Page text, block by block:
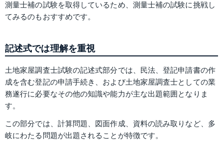
測量士補の試験を取得しているため、測量士補の試験に挑戦し
てみるのもおすすめです。
記述式では理解を重視
土地家屋調査士試験の記述式部分では、民法、登記申請書の作
成を含む登記の申請手続き、および土地家屋調査士としての業
務遂行に必要なその他の知識や能力が主な出題範囲となりま
す。
この部分では、計算問題、図面作成、資料の読み取りなど、多
岐にわたる問題が出題されることが特徴です。